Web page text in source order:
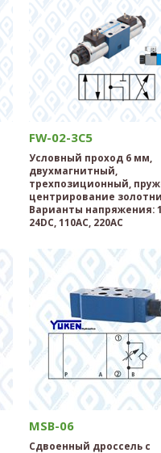
FW-02-3C5
Условный проход 6 мм,
двухмагнитный,
трехпозиционный,
центрирование
Варианты напряжения:
24DC, 110AC, 220AC
MSB-06
Сдвоенный дроссель с